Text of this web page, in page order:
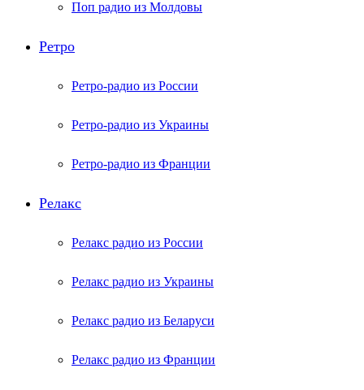
Поп радио из Молдовы
Ретро
Ретро-радио из России
Ретро-радио из Украины
Ретро-радио из Франции
Релакс
Релакс радио из России
Релакс радио из Украины
Релакс радио из Беларуси
Релакс радио из Франции